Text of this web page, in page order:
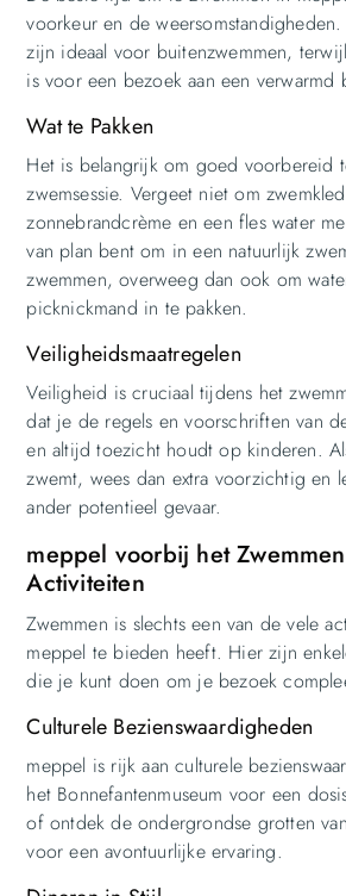
voorkeur en de
zijn ideaal voor buitenzwemmen,
is voor een bezoek aan een verwarmd
Wat te Pakken
Het is belangrijk om goed voorbereid
zwemsessie. Vergeet niet om
zonnebrandcrème en een fles water
van plan bent om in een natuurlijk
zwemmen, overweeg dan ook om
picknickmand in te pakken.
Veiligheidsmaatregelen
Veiligheid is cruciaal tijdens het
dat je de regels en voorschriften van
en altijd toezicht houdt op kinderen.
zwemt, wees dan extra voorzichtig en
ander potentieel gevaar.
meppel voorbij het
Activiteiten
Zwemmen is slechts een van de vele
meppel te bieden heeft. Hier zijn
die je kunt doen om je bezoek
Culturele Bezienswaardigheden
meppel is rijk aan culturele
het Bonnefantenmuseum voor een
of ontdek de ondergrondse grotten
voor een avontuurlijke ervaring.